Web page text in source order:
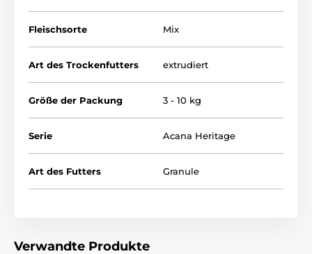
Fleischsorte Mix
Art des Trockenfutters extrudiert
Größe der Packung 3 - 10 kg
Serie Acana Heritage
Art des Futters Granule
Verwandte Produkte